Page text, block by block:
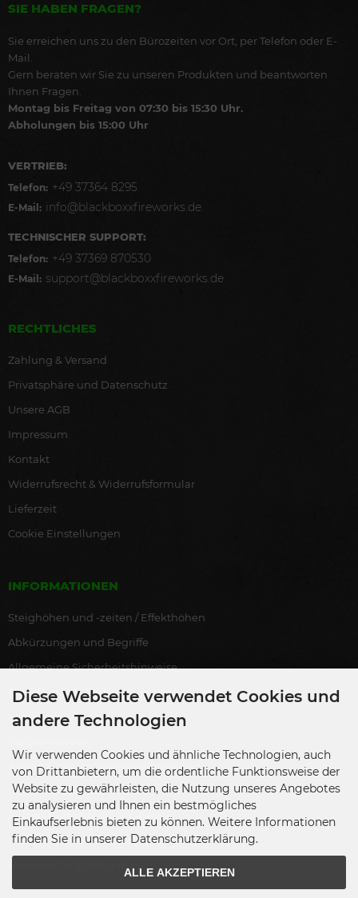
SIE HABEN FRAGEN?
Sie erreichen uns zu den Bürozeiten vor Ort, per Telefon oder E-
Mail.
Gern beraten wir Sie zu unseren Produkten und beantworten
Ihnen Fragen.
Montag bis Freitag von 07:30 bis 15:30 Uhr.
Abholungen bis 15:00 Uhr
VERTRIEB:
Telefon: +49 37364 8295
E-Mail: info@blackboxxfireworks.de
TECHNISCHER SUPPORT:
Telefon: +49 37369 870530
E-Mail: support@blackboxxfireworks.de
RECHTLICHES
Zahlung & Versand
Privatsphäre und Datenschutz
Unsere AGB
Impressum
Kontakt
Widerrufsrecht & Widerrufsformular
Lieferzeit
Cookie Einstellungen
INFORMATIONEN
Steighöhen und -zeiten / Effekthöhen
Abkürzungen und Begriffe
Allgemeine Sicherheitshinweise
Bestellung als Endverbraucher
Lagerverkauf
Antrag auf Ausnahmegenehmigung
Übersicht Zulassungen
Ausgewählte Blackboxx-Partner
Übersicht Gewerbenachweise
Diese Webseite verwendet Cookies und
andere Technologien
Wir verwenden Cookies und ähnliche Technologien, auch
von Drittanbietern, um die ordentliche Funktionsweise der
Website zu gewährleisten, die Nutzung unseres Angebotes
zu analysieren und Ihnen ein bestmögliches
Einkaufserlebnis bieten zu können. Weitere Informationen
finden Sie in unserer Datenschutzerklärung.
ALLE AKZEPTIEREN